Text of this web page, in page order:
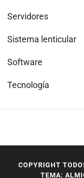
Servidores
Sistema lenticular
Software
Tecnología
COPYRIGHT
TEMA: